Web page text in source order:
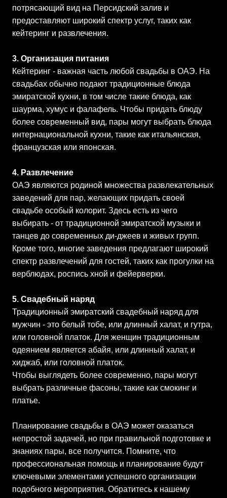
потрясающий вид на Персидский залив и
предоставляют широкий спектр услуг, таких как
кейтеринг и развлечения.
3. Организация питания
Кейтеринг - важная часть любой свадьбы в ОАЭ. На
свадьбах обычно подают традиционные блюда
эмиратской кухни, в том числе такие блюда, как
шаурма, хумус и фалафель. Чтобы придать блюду
более современный вид, пары могут выбрать блюда
интернациональной кухни, такие как итальянская,
французская или японская.
4. Развлечение
ОАЭ являются родиной множества развлекательных
заведений для пар, желающих придать своей
свадьбе особый колорит. Здесь есть из чего
выбирать - от традиционной эмиратской музыки и
танцев до современных ди-джеев и живых групп.
Кроме того, многие заведения предлагают широкий
спектр развлечений для гостей, таких как прогулки на
верблюдах, роспись хной и фейерверки.
5. Свадебный наряд
Традиционный эмиратский свадебный наряд для
мужчин - это белый тобе, или длинный халат, и гутра,
или головной платок. Для женщин традиционным
одеянием является абайя, или длинный халат, и
хиджаб, или головной платок.
Чтобы выглядеть более современно, пары могут
выбрать различные фасоны, такие как смокинг и
платье.
Планирование свадьбы в ОАЭ может оказаться
непростой задачей, но при правильной подготовке и
знаниях пары, все получится. Помните, что
профессиональная помощь и планирование будут
ключевыми элементами успешного организации
подобного мероприятия. Обратитесь к нашему